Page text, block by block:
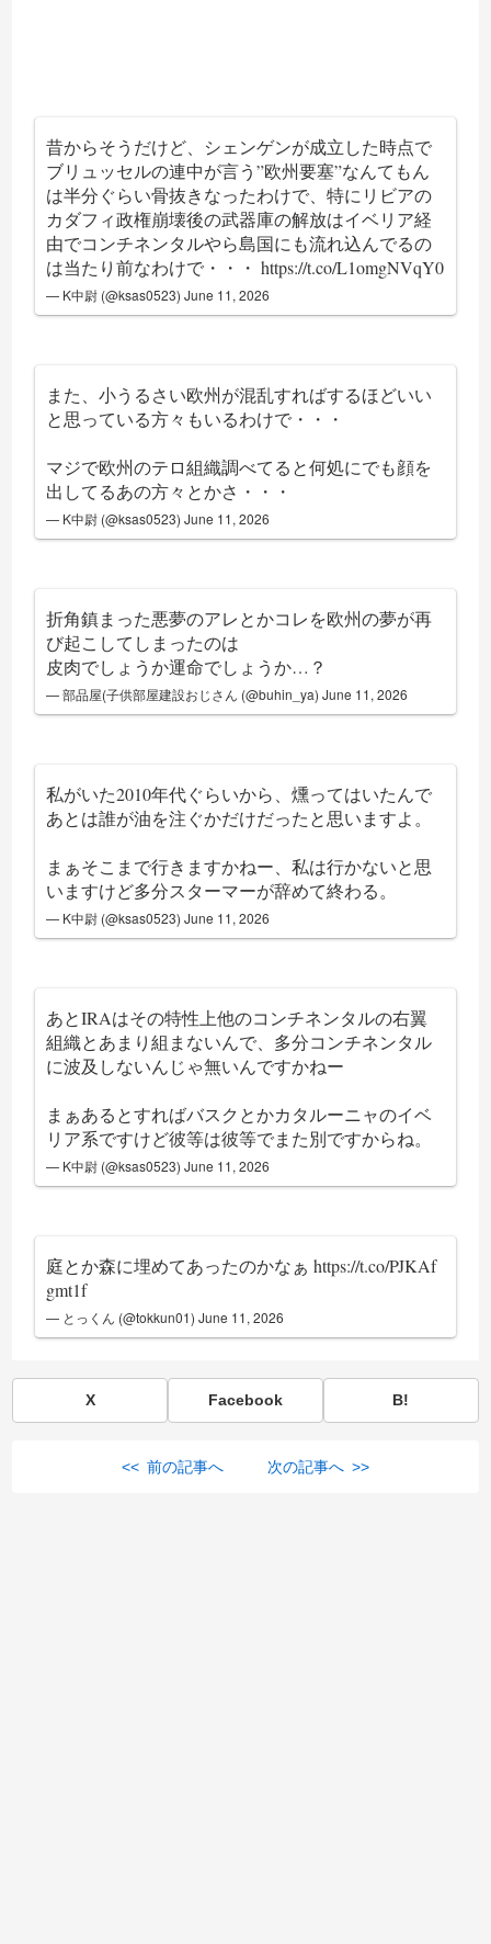
昔からそうだけど、シェンゲンが成立した時点で
ブリュッセルの連中が言う”欧州要塞”なんてもん
は半分ぐらい骨抜きなったわけで、特にリビアの
カダフィ政権崩壊後の武器庫の解放はイベリア経
由でコンチネンタルやら島国にも流れ込んでるの
は当たり前なわけで・・・https://t.co/L1omgNVqY0
— K中尉 (@ksas0523)June 11, 2026
また、小うるさい欧州が混乱すればするほどいい
と思っている方々もいるわけで・・・
マジで欧州のテロ組織調べてると何処にでも顔を
出してるあの方々とかさ・・・
— K中尉 (@ksas0523)June 11, 2026
折角鎮まった悪夢のアレとかコレを欧州の夢が再
び起こしてしまったのは
皮肉でしょうか運命でしょうか…？
— 部品屋(子供部屋建設おじさん (@buhin_ya)June 11, 2026
私がいた2010年代ぐらいから、燻ってはいたんで
あとは誰が油を注ぐかだけだったと思いますよ。
まぁそこまで行きますかねー、私は行かないと思
いますけど多分スターマーが辞めて終わる。
— K中尉 (@ksas0523)June 11, 2026
あとIRAはその特性上他のコンチネンタルの右翼
組織とあまり組まないんで、多分コンチネンタル
に波及しないんじゃ無いんですかねー
まぁあるとすればバスクとかカタルーニャのイベ
リア系ですけど彼等は彼等でまた別ですからね。
— K中尉 (@ksas0523)June 11, 2026
庭とか森に埋めてあったのかなぁhttps://t.co/PJKAf
gmt1f
— とっくん (@tokkun01)June 11, 2026
X Facebook B!
<< 前の記事へ 次の記事へ >>